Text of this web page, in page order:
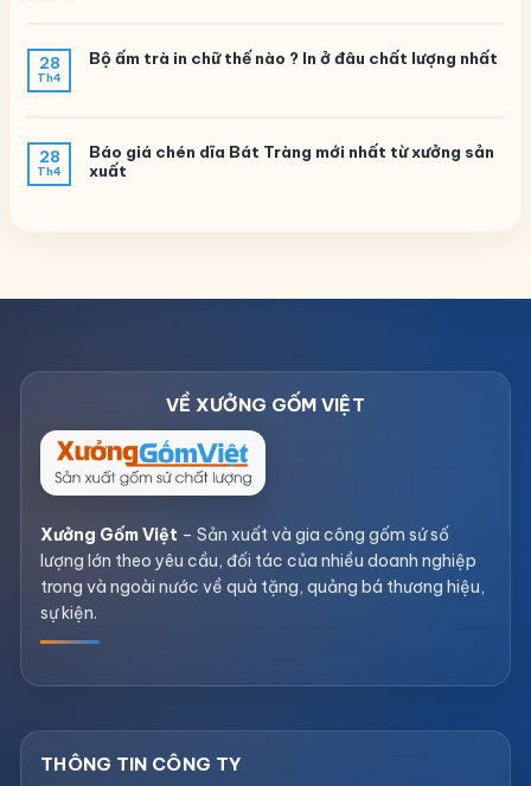
28
Th4
Bộ ấm trà in chữ thế nào ? In ở đâu chất lượng nhất
28
Th4
Báo giá chén dĩa Bát Tràng mới nhất từ xưởng sản
xuất
Xưởng Gốm Việt – Sản xuất và gia công gốm sứ số
lượng lớn theo yêu cầu, đối tác của nhiều doanh nghiệp
trong và ngoài nước về quà tặng, quảng bá thương hiệu,
sự kiện.